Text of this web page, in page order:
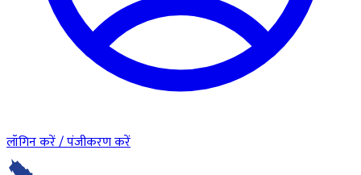
लॉगिन करें / पंजीकरण करें